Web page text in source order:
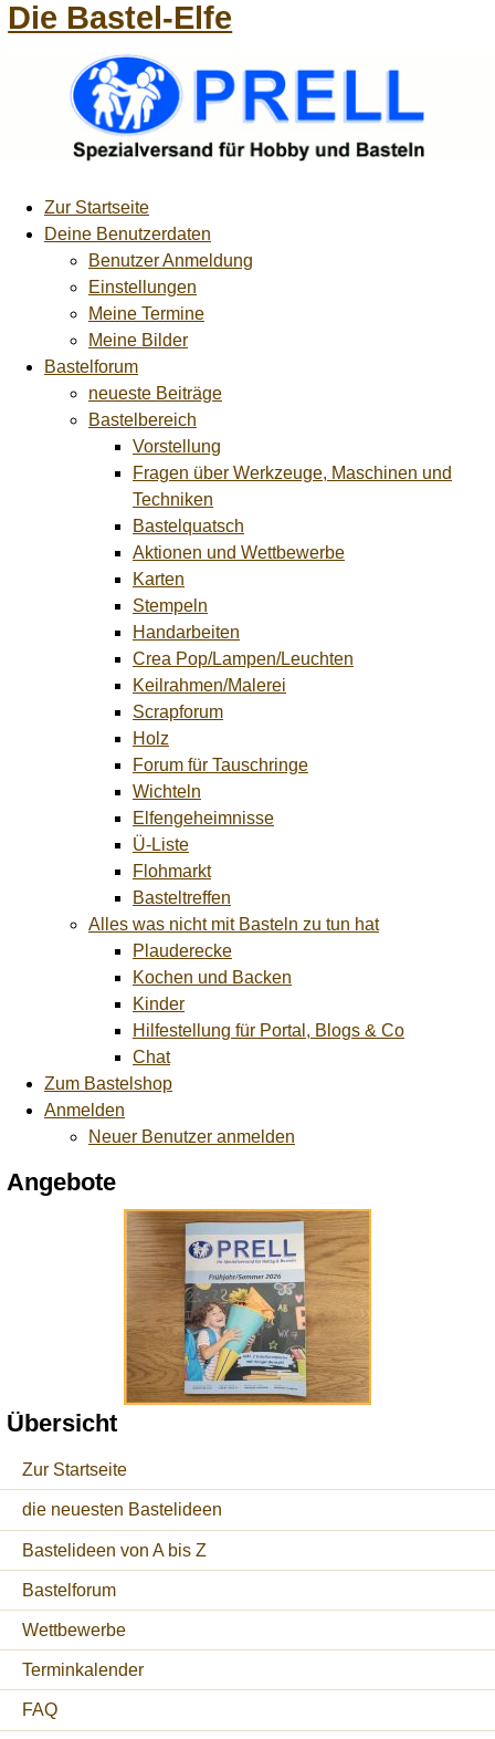
Die Bastel-Elfe
Zur Startseite
Deine Benutzerdaten
Benutzer Anmeldung
Einstellungen
Meine Termine
Meine Bilder
Bastelforum
neueste Beiträge
Bastelbereich
Vorstellung
Fragen über Werkzeuge, Maschinen und
Techniken
Bastelquatsch
Aktionen und Wettbewerbe
Karten
Stempeln
Handarbeiten
Crea Pop/Lampen/Leuchten
Keilrahmen/Malerei
Scrapforum
Holz
Forum für Tauschringe
Wichteln
Elfengeheimnisse
Ü-Liste
Flohmarkt
Basteltreffen
Alles was nicht mit Basteln zu tun hat
Plauderecke
Kochen und Backen
Kinder
Hilfestellung für Portal, Blogs & Co
Chat
Zum Bastelshop
Anmelden
Neuer Benutzer anmelden
Angebote
Übersicht
Zur Startseite
die neuesten Bastelideen
Bastelideen von A bis Z
Bastelforum
Wettbewerbe
Terminkalender
FAQ